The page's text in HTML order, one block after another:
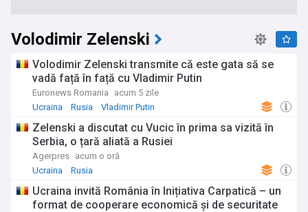
Volodimir Zelenski
Volodimir Zelenski transmite că este gata să se
vadă față în față cu Vladimir Putin
Euronews Romania
acum 5 zile
Ucraina
Rusia Vladimir Putin
Zelenski a discutat cu Vucic în prima sa vizită în
Serbia, o țară aliată a Rusiei
Agerpres acum o oră
Ucraina
Rusia
Ucraina invită România în Inițiativa Carpatică – un
format de cooperare economică și de securitate